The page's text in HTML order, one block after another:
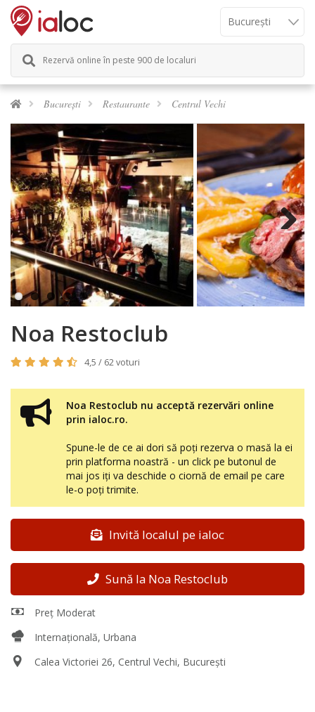
Rezervă online în peste 900 de localuri
București Restaurante Centrul Vechi
Previous Next
Noa Restoclub
4,5 / 62 voturi
Noa Restoclub nu acceptă rezervări online
prin ialoc.ro.
Spune-le de ce ai dori să poți rezerva o masă la ei
prin platforma noastră - un click pe butonul de
mai jos iți va deschide o ciornă de email pe care
le-o poți trimite.
Invită localul pe ialoc
Sună la Noa Restoclub
Preț Moderat
Internațională, Urbana
Calea Victoriei 26, Centrul Vechi, București